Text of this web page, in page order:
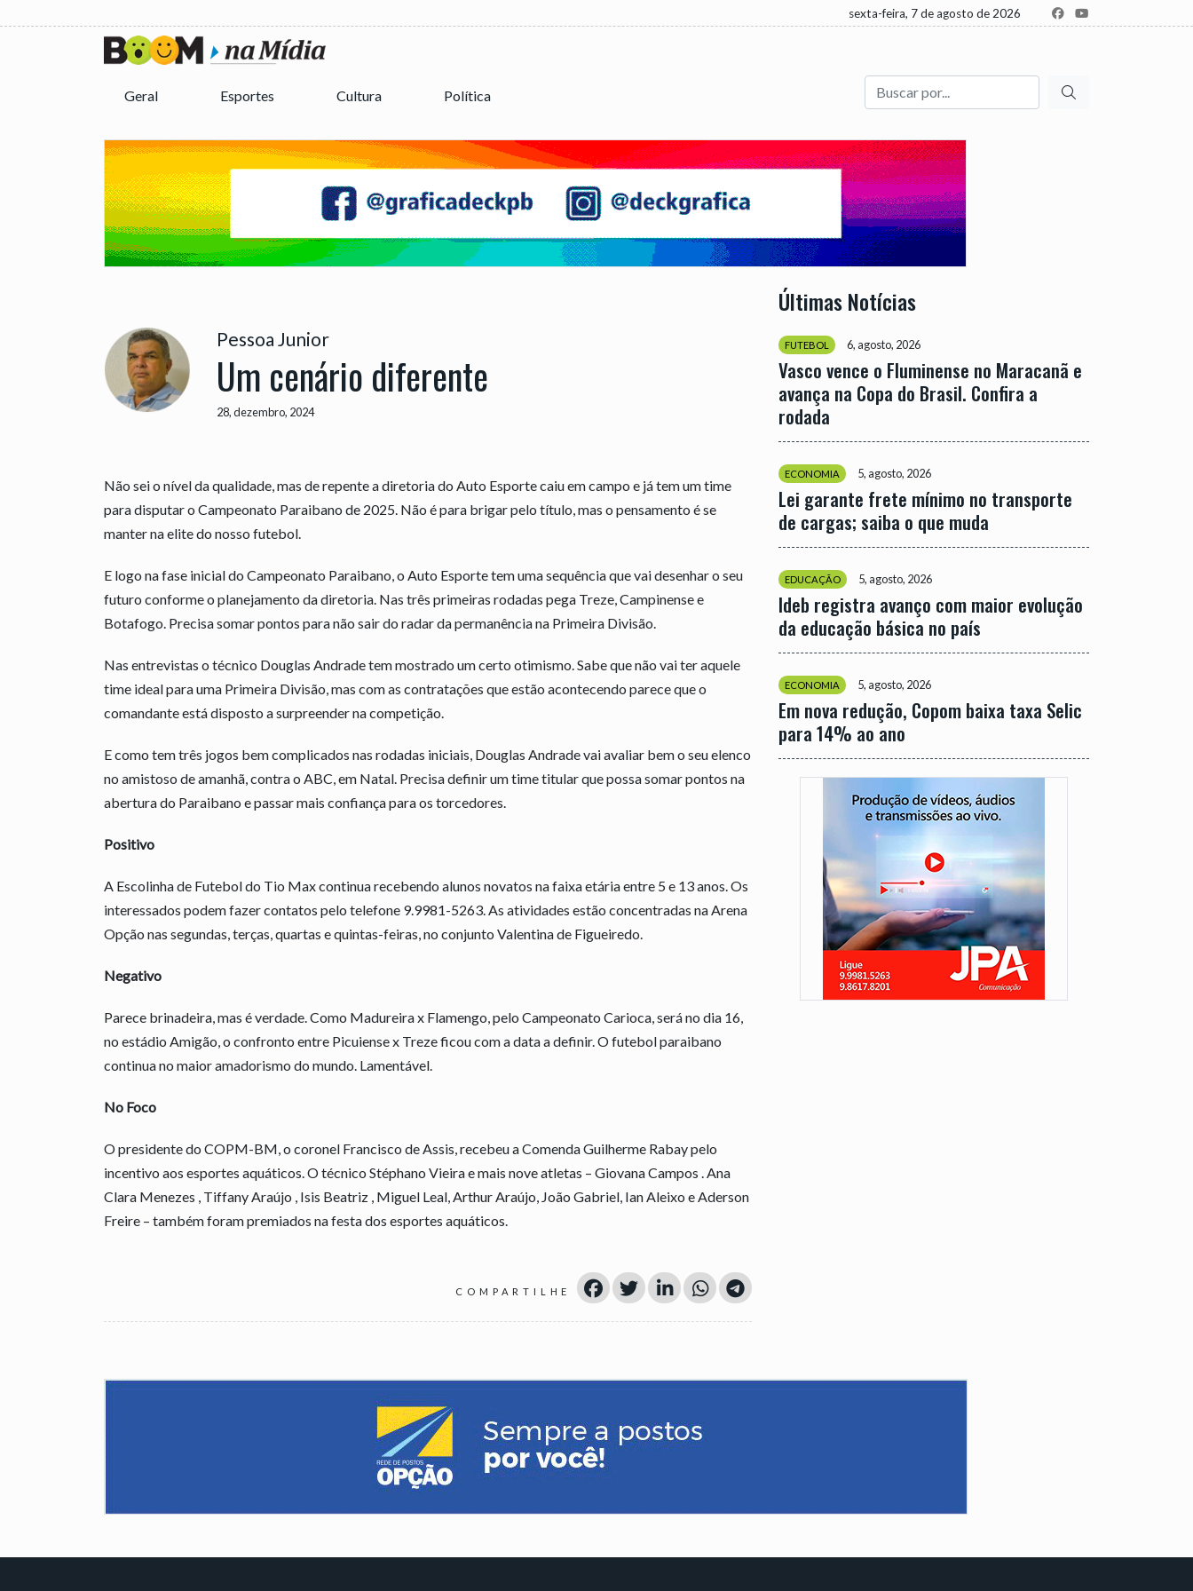
sexta-feira, 7 de agosto de 2026
Geral Esportes Cultura Política
Buscar
Pessoa Junior
Um cenário diferente
28, dezembro, 2024
Não sei o nível da qualidade, mas de repente a diretoria do Auto Esporte caiu em campo e já tem um time
para disputar o Campeonato Paraibano de 2025. Não é para brigar pelo título, mas o pensamento é se
manter na elite do nosso futebol.
E logo na fase inicial do Campeonato Paraibano, o Auto Esporte tem uma sequência que vai desenhar o seu
futuro conforme o planejamento da diretoria. Nas três primeiras rodadas pega Treze, Campinense e
Botafogo. Precisa somar pontos para não sair do radar da permanência na Primeira Divisão.
Nas entrevistas o técnico Douglas Andrade tem mostrado um certo otimismo. Sabe que não vai ter aquele
time ideal para uma Primeira Divisão, mas com as contratações que estão acontecendo parece que o
comandante está disposto a surpreender na competição.
E como tem três jogos bem complicados nas rodadas iniciais, Douglas Andrade vai avaliar bem o seu elenco
no amistoso de amanhã, contra o ABC, em Natal. Precisa definir um time titular que possa somar pontos na
abertura do Paraibano e passar mais confiança para os torcedores.
Positivo
A Escolinha de Futebol do Tio Max continua recebendo alunos novatos na faixa etária entre 5 e 13 anos. Os
interessados podem fazer contatos pelo telefone 9.9981-5263. As atividades estão concentradas na Arena
Opção nas segundas, terças, quartas e quintas-feiras, no conjunto Valentina de Figueiredo.
Negativo
Parece brinadeira, mas é verdade. Como Madureira x Flamengo, pelo Campeonato Carioca, será no dia 16,
no estádio Amigão, o confronto entre Picuiense x Treze ficou com a data a definir. O futebol paraibano
continua no maior amadorismo do mundo. Lamentável.
No Foco
O presidente do COPM-BM, o coronel Francisco de Assis, recebeu a Comenda Guilherme Rabay pelo
incentivo aos esportes aquáticos. O técnico Stéphano Vieira e mais nove atletas – Giovana Campos . Ana
Clara Menezes , Tiffany Araújo , Isis Beatriz , Miguel Leal, Arthur Araújo, João Gabriel, Ian Aleixo e Aderson
Freire – também foram premiados na festa dos esportes aquáticos.
COMPARTILHE
Últimas Notícias
FUTEBOL 6, agosto, 2026
Vasco vence o Fluminense no Maracanã e
avança na Copa do Brasil. Confira a
rodada
ECONOMIA 5, agosto, 2026
Lei garante frete mínimo no transporte
de cargas; saiba o que muda
EDUCAÇÃO 5, agosto, 2026
Ideb registra avanço com maior evolução
da educação básica no país
ECONOMIA 5, agosto, 2026
Em nova redução, Copom baixa taxa Selic
para 14% ao ano